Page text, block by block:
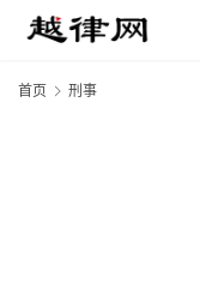
首页 刑事